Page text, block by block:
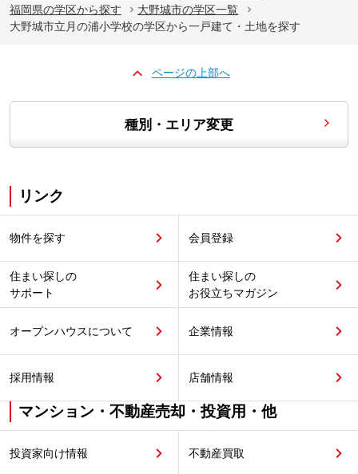
福岡県の学区から探す
大野城市の学区一覧
大野城市立月の浦小学校の学区から一戸建て・土地を探す
ページの上部へ
種別・エリア変更
リンク
物件を探す 会員登録
住まい探しの
サポート
住まい探しの
お役立ちマガジン
オープンハウスについて 企業情報
採用情報 店舗情報
マンション・不動産売却・投資用・他
投資家向け情報 不動産買取